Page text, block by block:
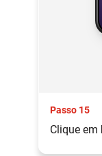
Passo 15
Clique em